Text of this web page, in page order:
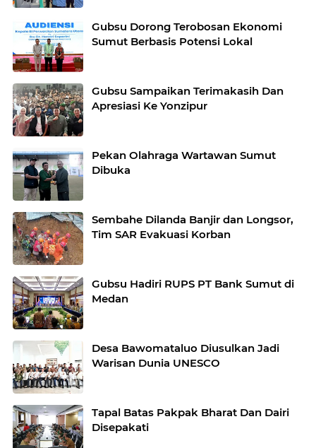
Gubsu Dorong Terobosan Ekonomi
Sumut Berbasis Potensi Lokal
Gubsu Sampaikan Terimakasih Dan
Apresiasi Ke Yonzipur
Pekan Olahraga Wartawan Sumut
Dibuka
Sembahe Dilanda Banjir dan Longsor,
Tim SAR Evakuasi Korban
Gubsu Hadiri RUPS PT Bank Sumut di
Medan
Desa Bawomataluo Diusulkan Jadi
Warisan Dunia UNESCO
Tapal Batas Pakpak Bharat Dan Dairi
Disepakati